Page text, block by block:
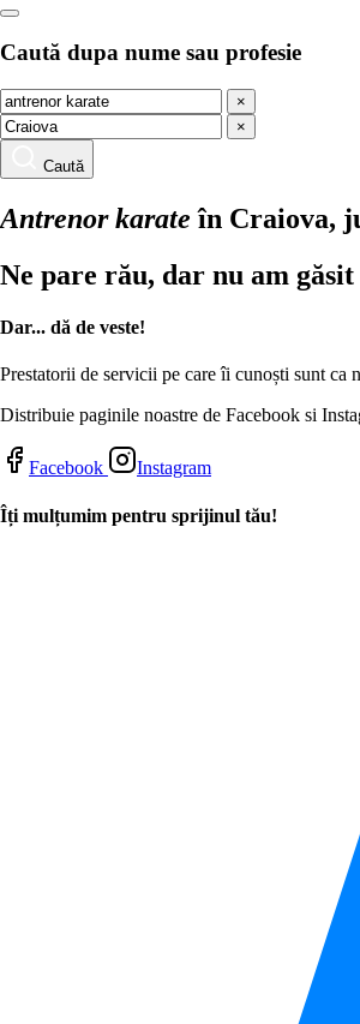
Caută dupa nume sau profesie
×
×
Caută
Antrenor karate în Craiova,
Ne pare rău, dar nu am
Dar... dă de veste!
Prestatorii de servicii pe care îi cunoști sunt
Distribuie paginile noastre de Facebook si
Facebook Instagram
Îți mulțumim pentru sprijinul tău!